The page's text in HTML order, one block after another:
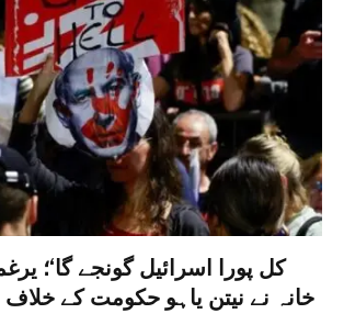
کل پورا اسرائیل گونجے گا‘؛
خانہ نے نیتن یاہو حکومت کے